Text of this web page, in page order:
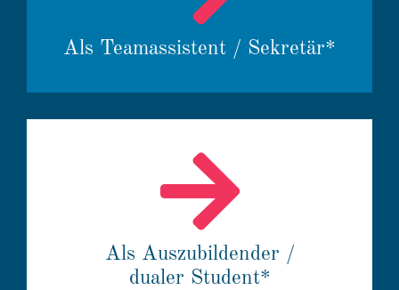
Als Teamas­sis­tent / Sekretär*
Als Auszu­bil­dender /
dualer Student*